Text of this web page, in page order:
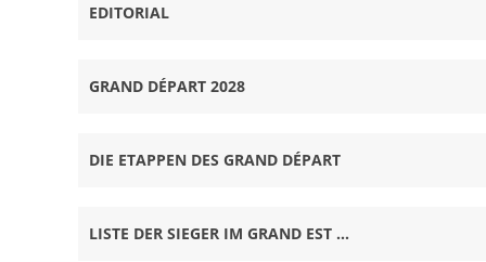
EDITORIAL
GRAND DÉPART 2028
DIE ETAPPEN DES GRAND DÉPART
LISTE DER SIEGER IM GRAND EST …